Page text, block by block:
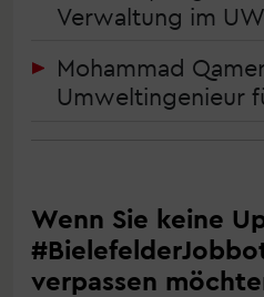
Verwaltung im
Mohammad
Umweltingenieur
Wenn Sie keine
verpassen